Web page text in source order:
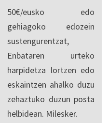
50€/eusko edo
gehiagoko edozein
sustengurentzat,
Enbataren urteko
harpidetza lortzen edo
eskaintzen ahalko duzu
zehaztuko duzun posta
helbidean. Milesker.